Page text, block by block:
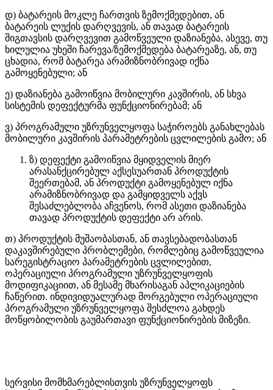
დ) ბატარეის მოკლე ჩართვის ზემოქმედებით, ან
ბატარეის ლუქის დარღვევის, ან თავად ბატარეის
შიგთავსის დარღვევით გამოწვეული დაზიანება, ასევე, თუ
ხილულია უხეში ჩარევა/ზემოქმედება ბატარეაზე, ან, თუ
ცხადია, რომ ბატარეა არამიზნობრივად იქნა
გამოყენებული; ან
ე) დაზიანება გამოიწვია მობილური კავშირის, ან სხვა
სისტემის დეფექტურმა ფუნქციონირებამ; ან
ვ) პროგრამული უზრუნველყოფა საჭიროებს განახლებას
მობილური კავშირის პარამეტრების ცვლილების გამო; ან
ზ) დეფექტი გამოიწვია მყიდველის მიერ
არასანქცირებულ აქსესუართან პროდუქტის
შეერთებამ, ან პროდუქტი გამოყენებულ იქნა
არამიზნობრივად და გამყიდველს აქვს
შესაძლებლობა აჩვენოს, რომ ასეთი დაზიანება
თავად პროდუქტის დეფექტი არ არის.
თ) პროდუქტის მუშაობასთან, ან თავსებადობასთან
დაკავშირებული პრობლემები, რომლებიც გამოწვეულია
სარეგისტრაციო პარამეტრების ცვლილებით,
ოპერაციული პროგრამული უზრუნველყოფის
მოდიფიკაციით, ან მესამე მხარისაგან აპლიკაციების
ჩაწერით. ინდივიდუალურად მორგებული ოპერაციული
პროგრამული უზრუნველყოფა შესძლოა გახდეს
მოწყობილობის გაუმართავი ფუნქციონირების მიზეზი.
სერვისი მომხმარებლისთვის უზრუნველყოფს